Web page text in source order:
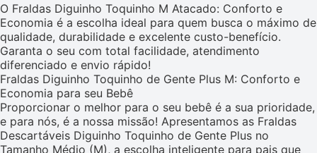
O Fraldas Diguinho Toquinho M Atacado: Conforto e
Economia é a escolha ideal para quem busca o máximo de
qualidade, durabilidade e excelente custo-benefício.
Garanta o seu com total facilidade, atendimento
diferenciado e envio rápido!
Fraldas Diguinho Toquinho de Gente Plus M: Conforto e
Economia para seu Bebê
Proporcionar o melhor para o seu bebê é a sua prioridade,
e para nós, é a nossa missão! Apresentamos as Fraldas
Descartáveis Diguinho Toquinho de Gente Plus no
Tamanho Médio (M), a escolha inteligente para pais que